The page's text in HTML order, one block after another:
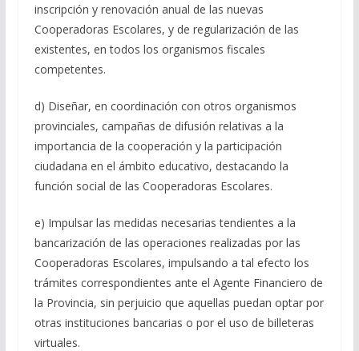
inscripción y renovación anual de las nuevas
Cooperadoras Escolares, y de regularización de las
existentes, en todos los organismos fiscales
competentes.
d) Diseñar, en coordinación con otros organismos
provinciales, campañas de difusión relativas a la
importancia de la cooperación y la participación
ciudadana en el ámbito educativo, destacando la
función social de las Cooperadoras Escolares.
e) Impulsar las medidas necesarias tendientes a la
bancarización de las operaciones realizadas por las
Cooperadoras Escolares, impulsando a tal efecto los
trámites correspondientes ante el Agente Financiero de
la Provincia, sin perjuicio que aquellas puedan optar por
otras instituciones bancarias o por el uso de billeteras
virtuales.